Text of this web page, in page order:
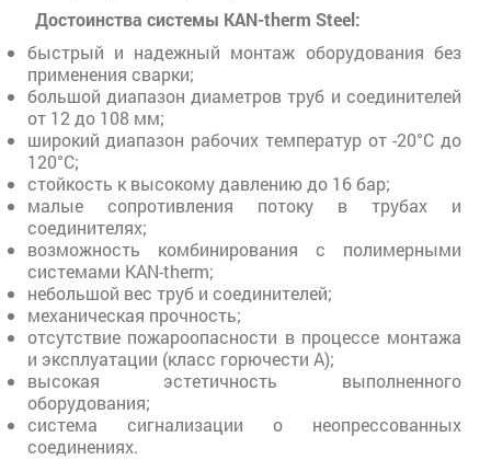
Достоинства системы KAN-therm Steel:
быстрый и надежный монтаж оборудования без
применения сварки;
большой диапазон диаметров труб и соединителей
от 12 до 108 мм;
широкий диапазон рабочих температур от -20°C до
120°C;
стойкость к высокому давлению до 16 бар;
малые сопротивления потоку в трубах и
соединителях;
возможность комбинирования с полимерными
системами KAN-therm;
небольшой вес труб и соединителей;
механическая прочность;
отсутствие пожароопасности в процессе монтажа
и эксплуатации (класс горючести A);
высокая эстетичность выполненного
оборудования;
система сигнализации о неопрессованных
соединениях.